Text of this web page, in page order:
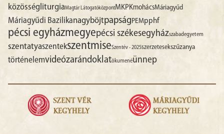
közösségliturgiaMagtár LátogatóközpontMKPKmohácsMáriagyűd
Máriagyűdi Bazilikanagyböjtpapság PEMpphf
pécsi egyházmegyepécsi székesegyházszabadegyetem
szentatyaszentekszentmiseSzentév - 2025szerzetesekszűzanya
történelemvideózarándoklatökumenéünnep